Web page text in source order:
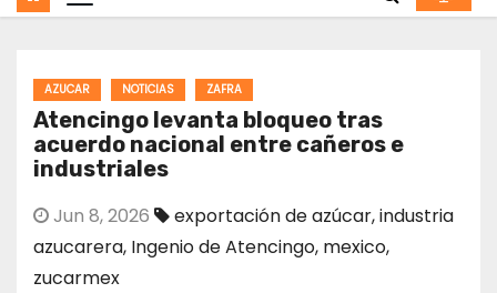
AZUCAR NOTICIAS ZAFRA
Atencingo levanta bloqueo tras
acuerdo nacional entre cañeros e
industriales
Jun 8, 2026 exportación de azúcar,industria
azucarera, Ingenio de Atencingo, mexico,
zucarmex